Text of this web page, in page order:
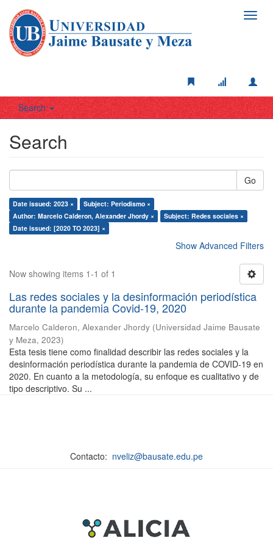
Search
Search
Go
Date issued: 2023 ×
Subject: Periodismo ×
Author: Marcelo Calderon, Alexander Jhordy ×
Subject: Redes sociales ×
Date issued: [2020 TO 2023] ×
Show Advanced Filters
Now showing items 1-1 of 1
Las redes sociales y la desinformación periodística
durante la pandemia Covid-19, 2020
Marcelo Calderon, Alexander Jhordy (Universidad Jaime Bausate
y Meza, 2023)
Esta tesis tiene como finalidad describir las redes sociales y la
desinformación periodística durante la pandemia de COVID-19 en
2020. En cuanto a la metodología, su enfoque es cualitativo y de
tipo descriptivo. Su ...
Contacto: nveliz@bausate.edu.pe